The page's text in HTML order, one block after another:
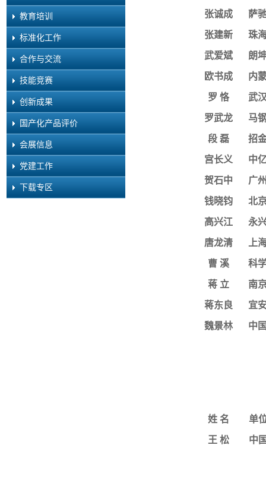
教育培训
标准化工作
合作与交流
技能竞赛
创新成果
国产化产品评价
会展信息
党建工作
下载专区
张诚成 萨
张建新 珠
武爱斌 朗
欧书成 内
罗 恪 武
罗武龙 马
段 磊 招
宫长义 中
贺石中 广
钱晓钧 北
高兴江 永
唐龙清 上
曹 溪 科
蒋 立 南
蒋东良 宜
魏景林 中
姓 名 单
王 松 中